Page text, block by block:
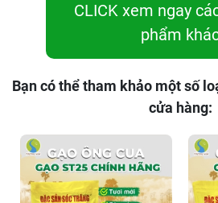
CLICK xem ngay
phẩm
Bạn có thể tham khảo một số
cửa hàng: